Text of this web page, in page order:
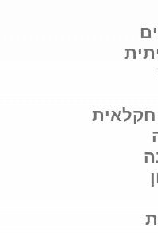
חקלאית